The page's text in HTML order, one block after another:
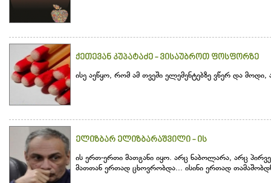
ქეთევან კუპატაძე - ვისაუბროთ ფოსფორზე
ისე აეწყო, რომ ამ თვეში ელემენტებზე ვწერ და
ელიზბარ ელიზბარაშვილი - ის
ის ერთ-ერთი მათგანი იყო. არც ნაბოლარა, არც
მათთან ერთად ცხოვრობდა... ისინი ერთად